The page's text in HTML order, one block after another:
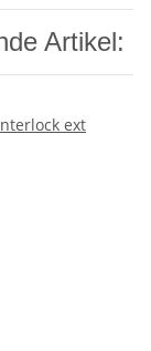
Artikel: